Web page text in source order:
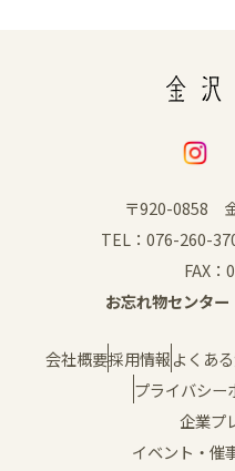
〒920-0858
TEL：076-260-
FAX：
お忘れ物センター
会社概要採用情報よくあ
プライバシー
企業プ
イベント・催